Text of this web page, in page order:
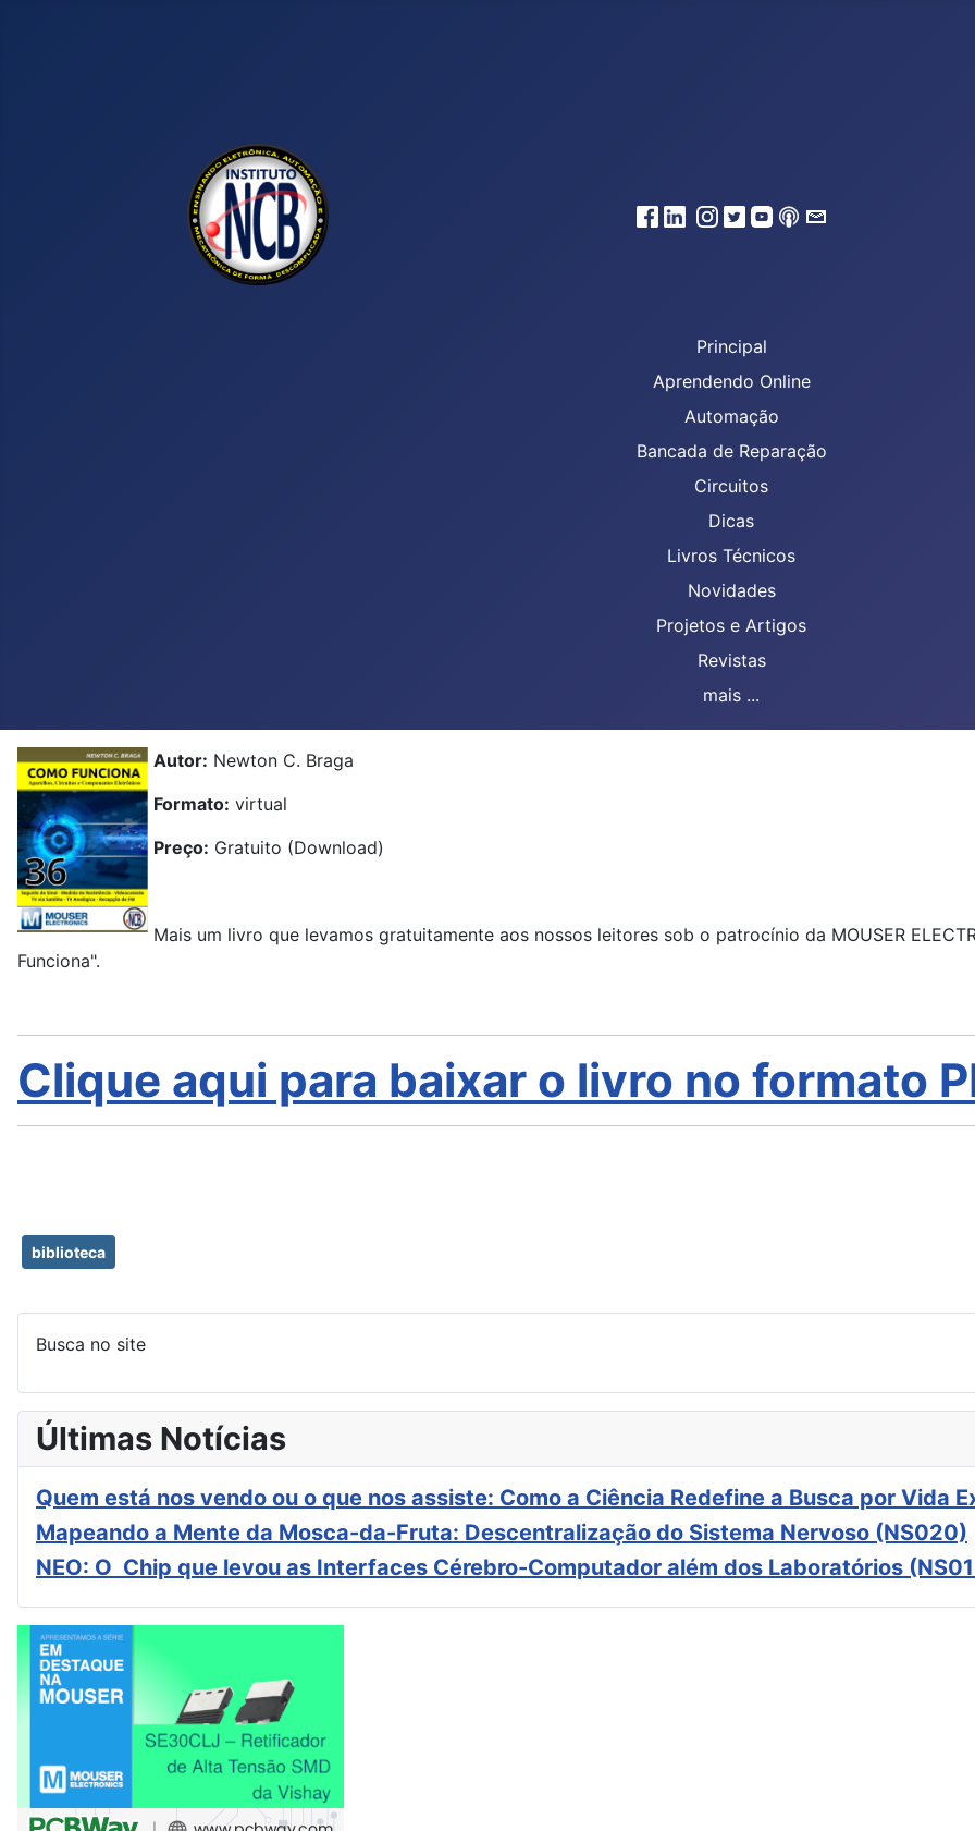
Principal
Aprendendo Online
Automação
Bancada de Reparação
Circuitos
Dicas
Livros Técnicos
Novidades
Projetos e Artigos
Revistas
mais ...
Autor: Newton C. Braga
Formato: virtual
Preço: Gratuito (Download)
Mais um livro que levamos gratuitamente aos nossos leitores sob o patrocínio da MOUSER
Funciona".
Clique aqui para baixar o livro no formato
biblioteca
Busca no site
Últimas Notícias
Quem está nos vendo ou o que nos assiste: Como a Ciência Redefine a Busca por Vida
Mapeando a Mente da Mosca-da-Fruta: Descentralização do Sistema Nervoso (NS020)
NEO: O Chip que levou as Interfaces Cérebro-Computador além dos Laboratórios